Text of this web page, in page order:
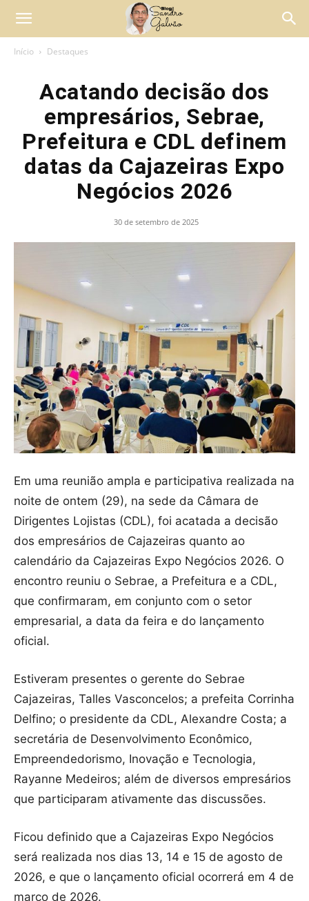
Início Destaques
Acatando decisão dos
empresários, Sebrae,
Prefeitura e CDL definem
datas da Cajazeiras Expo
Negócios 2026
30 de setembro de 2025
Em uma reunião ampla e participativa realizada na
noite de ontem (29), na sede da Câmara de
Dirigentes Lojistas (CDL), foi acatada a decisão
dos empresários de Cajazeiras quanto ao
calendário da Cajazeiras Expo Negócios 2026. O
encontro reuniu o Sebrae, a Prefeitura e a CDL,
que confirmaram, em conjunto com o setor
empresarial, a data da feira e do lançamento
oficial.
Estiveram presentes o gerente do Sebrae
Cajazeiras, Talles Vasconcelos; a prefeita Corrinha
Delfino; o presidente da CDL, Alexandre Costa; a
secretária de Desenvolvimento Econômico,
Empreendedorismo, Inovação e Tecnologia,
Rayanne Medeiros; além de diversos empresários
que participaram ativamente das discussões.
Ficou definido que a Cajazeiras Expo Negócios
será realizada nos dias 13, 14 e 15 de agosto de
2026, e que o lançamento oficial ocorrerá em 4 de
março de 2026.